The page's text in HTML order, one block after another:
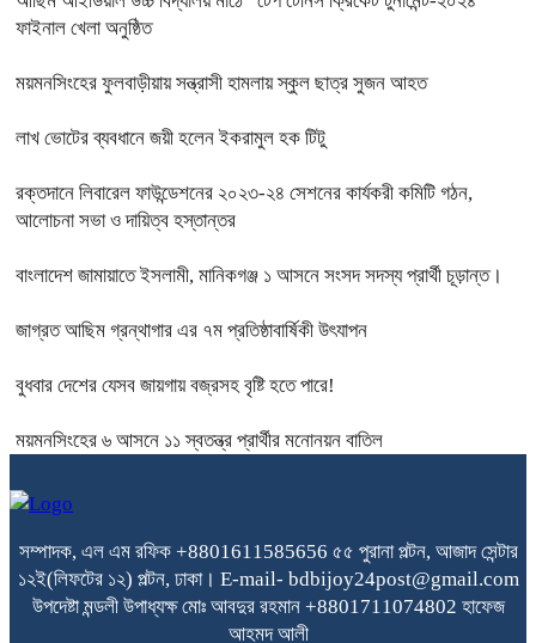
ফাইনাল খেলা অনুষ্ঠিত
ময়মনসিংহের ফুলবাড়ীয়ায় সন্ত্রাসী হামলায় স্কুল ছাত্র সুজন আহত
লাখ ভোটের ব্যবধানে জয়ী হলেন ইকরামুল হক টিটু
রক্তদানে লিবারেল ফাউন্ডেশনের ২০২৩-২৪ সেশনের কার্যকরী কমিটি গঠন,
আলোচনা সভা ও দায়িত্ব হস্তান্তর
বাংলাদেশ জামায়াতে ইসলামী, মানিকগঞ্জ ১ আসনে সংসদ সদস্য প্রার্থী চূড়ান্ত।
জাগ্রত আছিম গ্রন্থাগার এর ৭ম প্রতিষ্ঠাবার্ষিকী উৎযাপন
বুধবার দেশের যেসব জায়গায় বজ্রসহ বৃষ্টি হতে পারে!
ময়মনসিংহের ৬ আসনে ১১ স্বতন্ত্র প্রার্থীর মনোনয়ন বাতিল
সম্পাদক, এল এম রফিক +8801611585656 ৫৫ পুরানা পল্টন, আজাদ সেন্টার
১২ই(লিফটের ১২) পল্টন, ঢাকা। E-mail- bdbijoy24post@gmail.com
উপদেষ্টা মন্ডলী উপাধ্যক্ষ মোঃ আবদুর রহমান +8801711074802 হাফেজ
আহমদ আলী